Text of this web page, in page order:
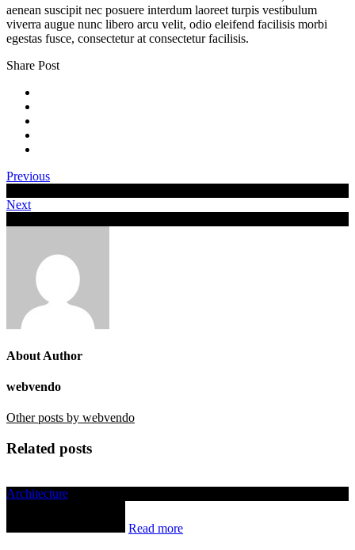
aenean suscipit nec posuere interdum laoreet turpis vestibulum
viverra augue nunc libero arcu velit, odio eleifend facilisis morbi
egestas fusce, consectetur at consectetur facilisis.
Share Post
Previous
Next
About Author
webvendo
Other posts by webvendo
Related posts
Architecture
Read more